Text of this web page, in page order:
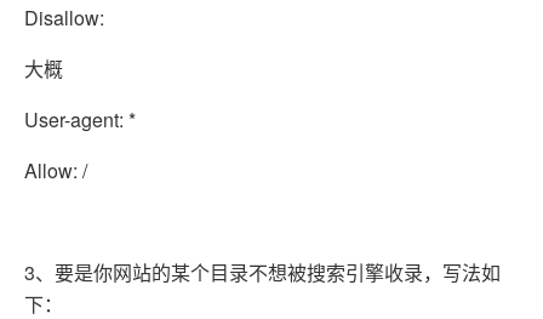
Disallow:
大概
User-agent: *
Allow: /
3、要是你网站的某个目录不想被搜索引擎收录，写法如
下：